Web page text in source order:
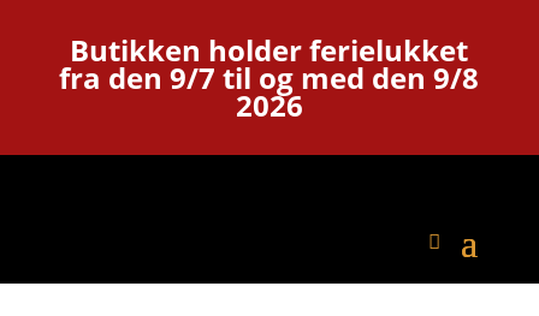
Butikken holder ferielukket
fra den 9/7 til og med den 9/8
2026